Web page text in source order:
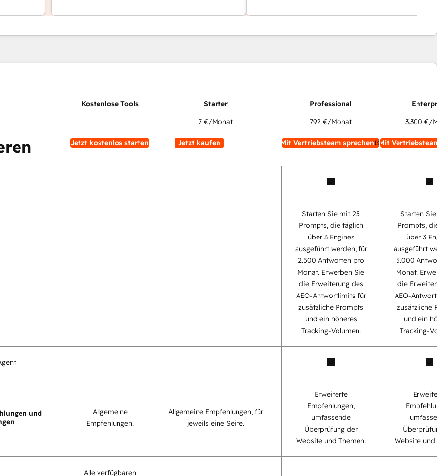
Jetzt kostenlos starten
7 €/Monat
Jetzt kaufen
792 €/Monat
Mit Vertriebsteam sprechen
3.300 €/
Mit
Starten Sie mit 25
Prompts, die täglich
über 3 Engines
ausgeführt werden, für
2.500 Antworten pro
Monat. Erwerben Sie
die Erweiterung des
AEO-Antwortlimits für
zusätzliche Prompts
und ein höheres
Tracking-Volumen.
Starten
Prompts,
über 3
ausgeführt
5.000
Monat.
die
AEO-
zusätzliche
und ein
Tracking-
und
Allgemeine
Empfehlungen.
Allgemeine Empfehlungen, für
jeweils eine Seite.
Erweiterte
Empfehlungen,
umfassende
Überprüfung der
Website und Themen.
Website und
Alle verfügbaren